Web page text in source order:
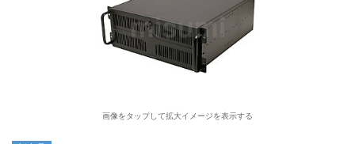
画像をタップして拡大イメージを表示する